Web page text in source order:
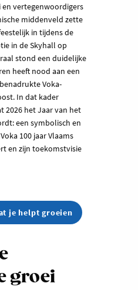
vertegenwoordigers
middenveld zette
in tijdens de
in de Skyhall op
stond een duidelijke
heeft nood aan een
Voka-
In dat kader
2026 het Jaar van het
een symbolisch en
100 jaar Vlaams
en zijn toekomstvisie
je helpt groeien
groei